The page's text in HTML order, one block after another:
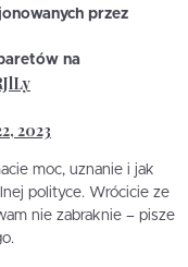
przez
na
2023
moc, uznanie i jak
polityce. Wrócicie ze
nie zabraknie – pisze